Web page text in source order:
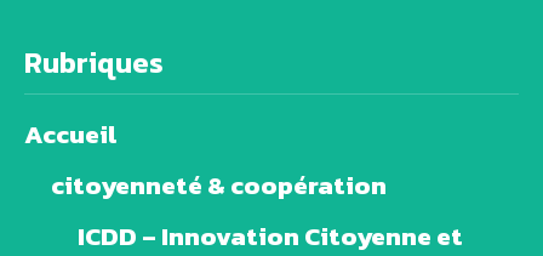
Rubriques
Accueil
citoyenneté & coopération
ICDD – Innovation Citoyenne et